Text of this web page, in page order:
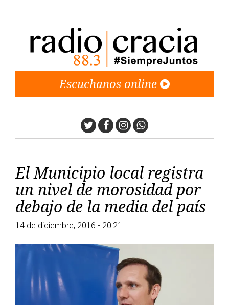
Escuchanos online
TwitterFacebook
Instagram
Whatsapp
El Municipio local registra
un nivel de morosidad por
debajo de la media del país
14 de diciembre, 2016 - 20:21